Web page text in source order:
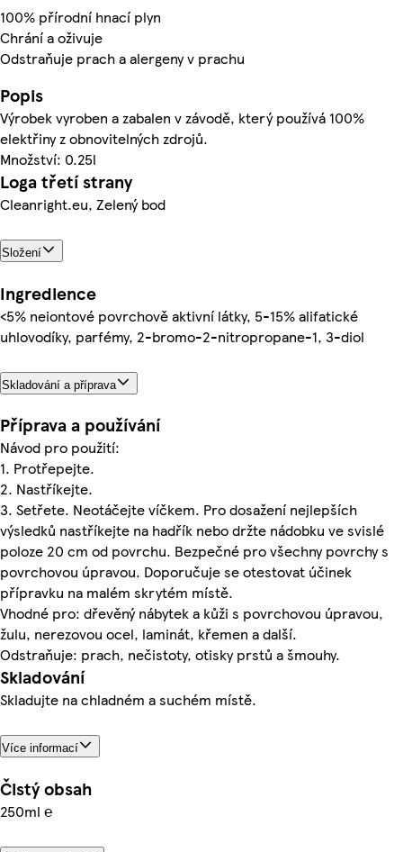
100% přírodní hnací plyn
Chrání a oživuje
Odstraňuje prach a alergeny v prachu
Popis
Výrobek vyroben a zabalen v závodě, který používá 100%
elektřiny z obnovitelných zdrojů.
Množství: 0.25l
Loga třetí strany
Cleanright.eu, Zelený bod
Složení
Ingredience
<5% neiontové povrchově aktivní látky, 5-15% alifatické
uhlovodíky, parfémy, 2-bromo-2-nitropropane-1, 3-diol
Skladování a příprava
Příprava a používání
Návod pro použití:
1. Protřepejte.
2. Nastříkejte.
3. Setřete. Neotáčejte víčkem. Pro dosažení nejlepších
výsledků nastříkejte na hadřík nebo držte nádobku ve svislé
poloze 20 cm od povrchu. Bezpečné pro všechny povrchy s
povrchovou úpravou. Doporučuje se otestovat účinek
přípravku na malém skrytém místě.
Vhodné pro: dřevěný nábytek a kůži s povrchovou úpravou,
žulu, nerezovou ocel, laminát, křemen a další.
Odstraňuje: prach, nečistoty, otisky prstů a šmouhy.
Skladování
Skladujte na chladném a suchém místě.
Více informací
Čistý obsah
250ml ℮